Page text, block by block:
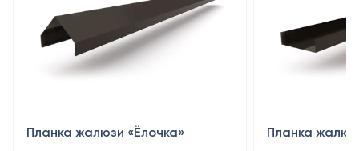
Планка жалюзи «Ёлочка» Планка